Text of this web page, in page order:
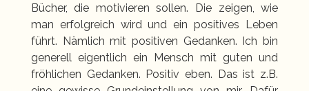
Bücher, die motivieren sollen. Die zeigen, wie
man erfolgreich wird und ein positives Leben
führt. Nämlich mit positiven Gedanken. Ich bin
generell eigentlich ein Mensch mit guten und
fröhlichen Gedanken. Positiv eben. Das ist z.B.